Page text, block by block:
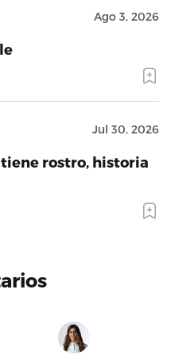
Ago 3, 2026
Jul 30, 2026
rostro, historia